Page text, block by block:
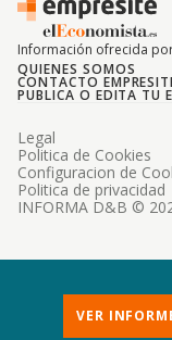
Información ofrecida
QUIENES SOMOS
CONTACTO
PUBLICA O EDITA TU
INFORMA D&B ©
Legal
Politica de Cookies
Configuracion de
Politica de privacidad
VER